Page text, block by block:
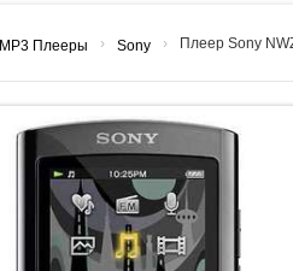
MP3 Плееры › Sony › Плеер Sony